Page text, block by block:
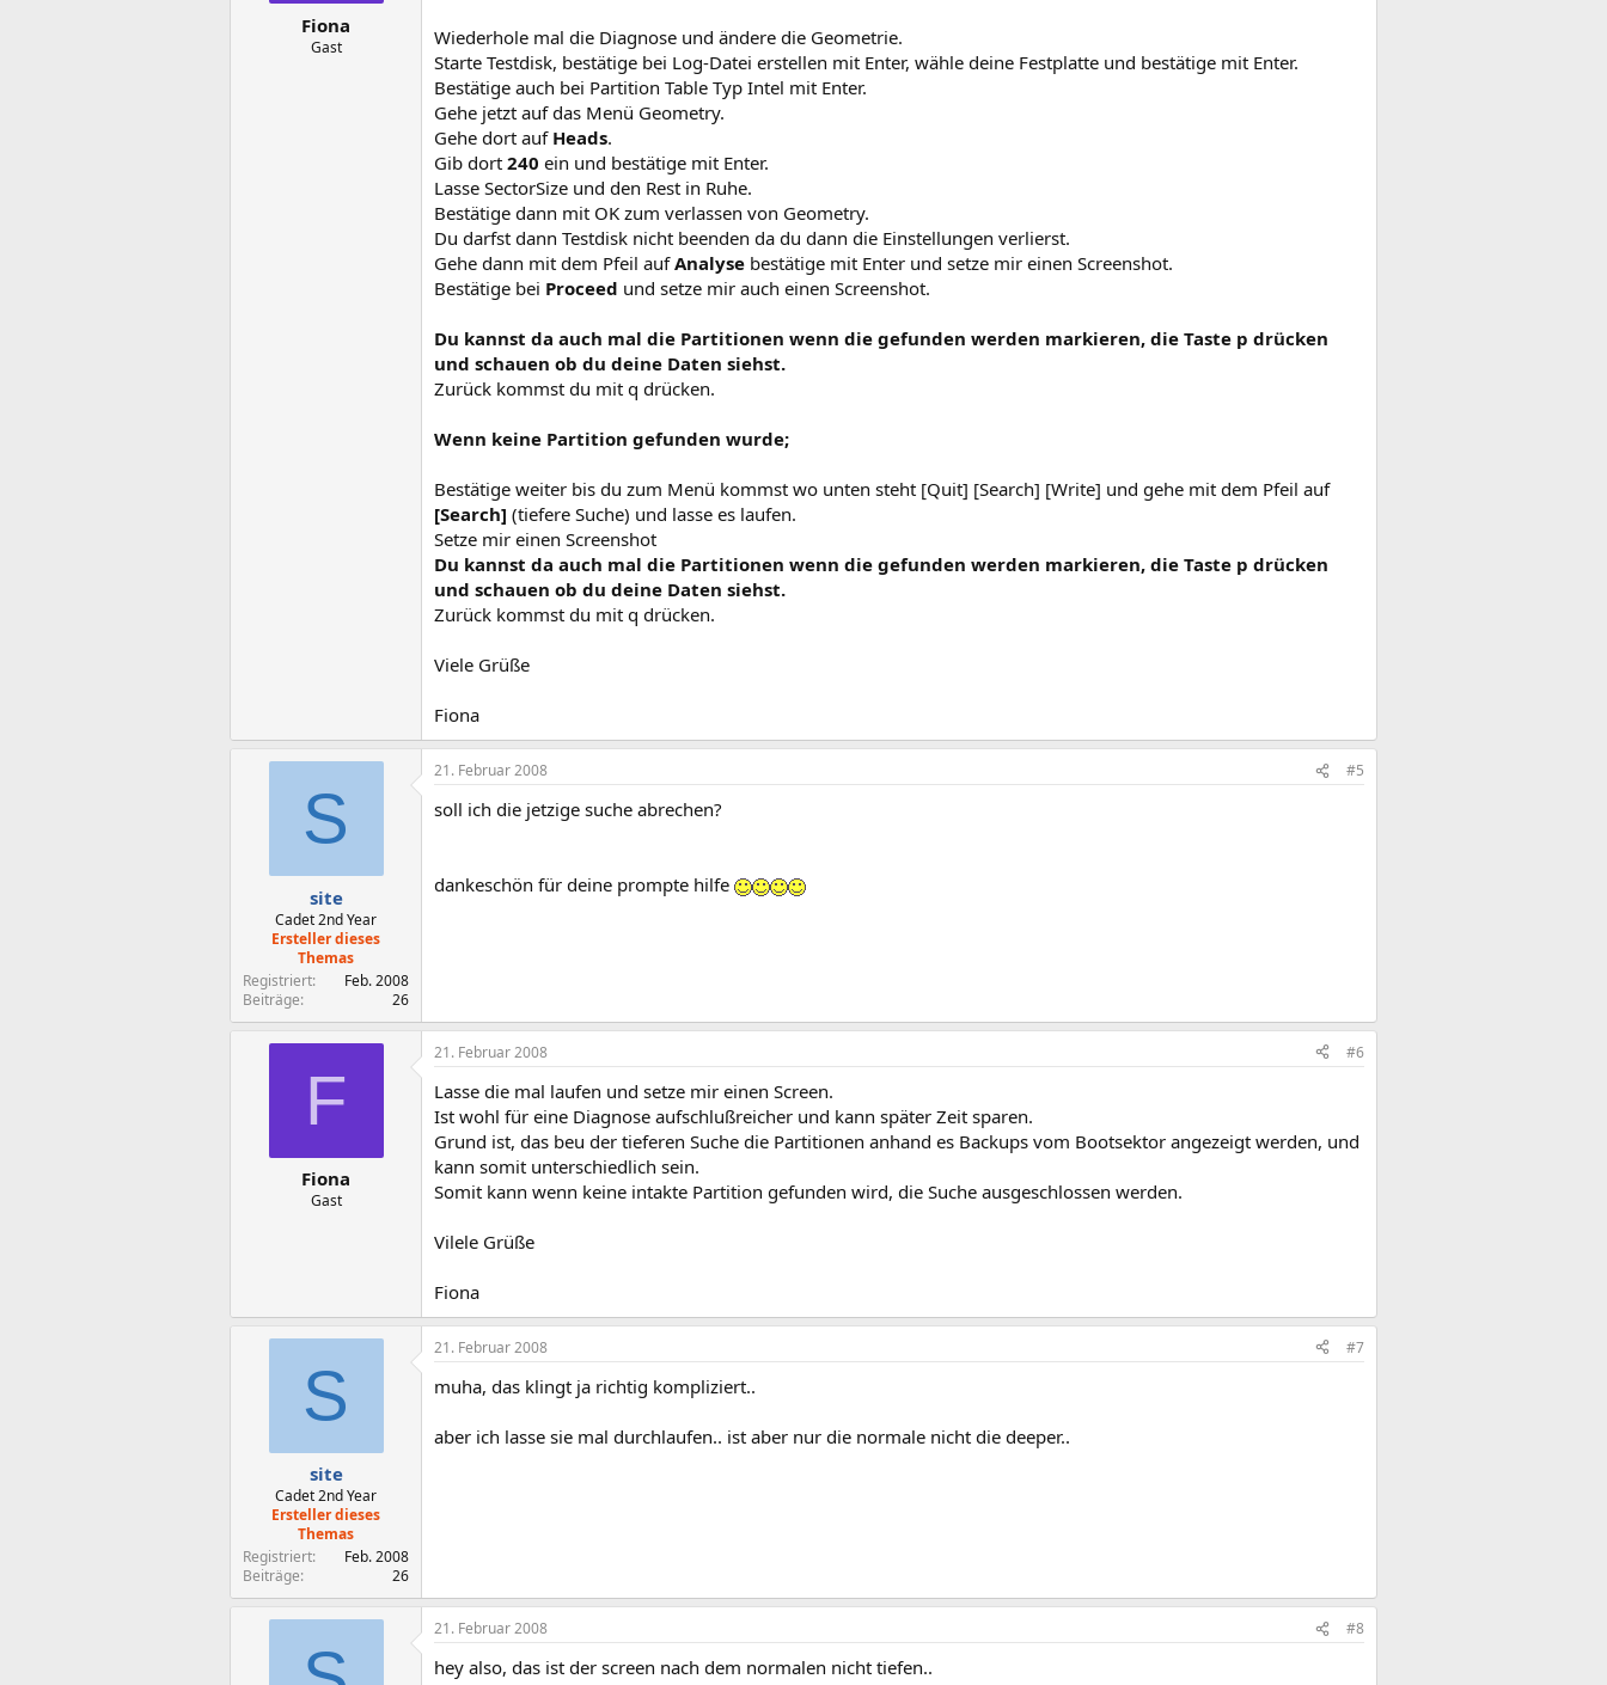
Fiona
Gast
Wiederhole mal die Diagnose und ändere die Geometrie.
Starte Testdisk, bestätige bei Log-Datei erstellen mit Enter, wähle deine Festplatte und bestätige mit Enter.
Bestätige auch bei Partition Table Typ Intel mit Enter.
Gehe jetzt auf das Menü Geometry.
Gehe dort auf Heads.
Gib dort 240 ein und bestätige mit Enter.
Lasse SectorSize und den Rest in Ruhe.
Bestätige dann mit OK zum verlassen von Geometry.
Du darfst dann Testdisk nicht beenden da du dann die Einstellungen verlierst.
Gehe dann mit dem Pfeil aufAnalyse bestätige mit Enter und setze mir einen Screenshot.
Bestätige bei Proceed und setze mir auch einen Screenshot.
Du kannst da auch mal die Partitionen wenn die gefunden werden markieren, die Taste p drücken
und schauen ob du deine Daten siehst.
Zurück kommst du mit q drücken.
Wenn keine Partition gefunden wurde;
Bestätige weiter bis du zum Menü kommst wo unten steht [Quit] [Search] [Write] und gehe mit dem Pfeil auf
[Search] (tiefere Suche) und lasse es laufen.
Setze mir einen Screenshot
Du kannst da auch mal die Partitionen wenn die gefunden werden markieren, die Taste p drücken
und schauen ob du deine Daten siehst.
Zurück kommst du mit q drücken.
Viele Grüße
Fiona
S
site
Cadet 2nd Year
Ersteller dieses
Themas
Registriert
Feb. 2008
Beiträge
26
21. Februar 2008 #5
soll ich die jetzige suche abrechen?
dankeschön für deine prompte hilfe
F
Fiona
Gast
21. Februar 2008 #6
Lasse die mal laufen und setze mir einen Screen.
Ist wohl für eine Diagnose aufschlußreicher und kann später Zeit sparen.
Grund ist, das beu der tieferen Suche die Partitionen anhand es Backups vom Bootsektor angezeigt werden, und
kann somit unterschiedlich sein.
Somit kann wenn keine intakte Partition gefunden wird, die Suche ausgeschlossen werden.
Vilele Grüße
Fiona
S
site
Cadet 2nd Year
Ersteller dieses
Themas
Registriert
Feb. 2008
Beiträge
26
21. Februar 2008 #7
muha, das klingt ja richtig kompliziert..
aber ich lasse sie mal durchlaufen.. ist aber nur die normale nicht die deeper..
21. Februar 2008 #8
hey also, das ist der screen nach dem normalen nicht tiefen..